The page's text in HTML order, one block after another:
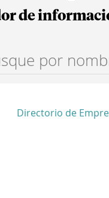
de
Directorio de